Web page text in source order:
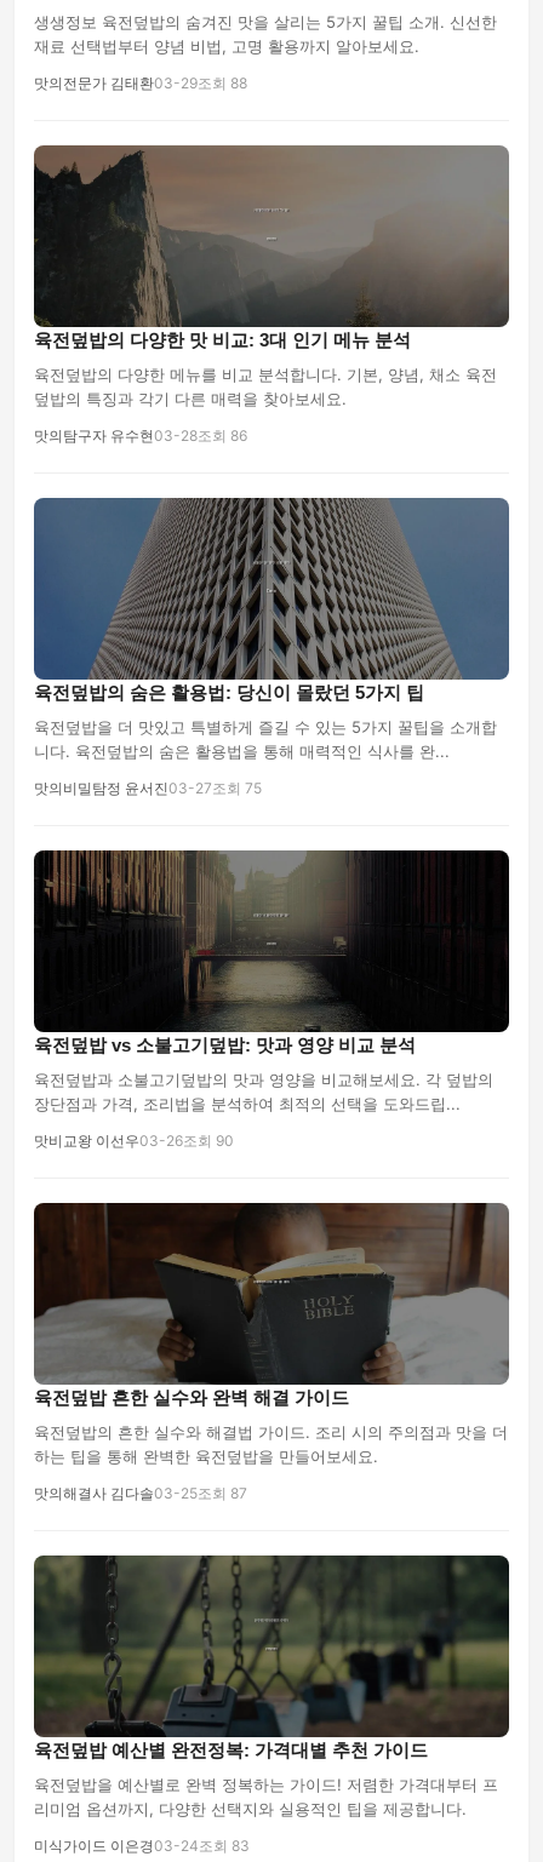
생생정보 육전덮밥의 숨겨진 맛을 살리는 5가지 꿀팁 소개. 신선한
재료 선택법부터 양념 비법, 고명 활용까지 알아보세요.
맛의전문가 김태환03-29조회 88
육전덮밥의 다양한 맛 비교: 3대 인기 메뉴 분석
육전덮밥의 다양한 메뉴를 비교 분석합니다. 기본, 양념, 채소 육전
덮밥의 특징과 각기 다른 매력을 찾아보세요.
맛의탐구자 유수현03-28조회 86
육전덮밥의 숨은 활용법: 당신이 몰랐던 5가지 팁
육전덮밥을 더 맛있고 특별하게 즐길 수 있는 5가지 꿀팁을 소개합
니다. 육전덮밥의 숨은 활용법을 통해 매력적인 식사를 완...
맛의비밀탐정 윤서진03-27조회 75
육전덮밥 vs 소불고기덮밥: 맛과 영양 비교 분석
육전덮밥과 소불고기덮밥의 맛과 영양을 비교해보세요. 각 덮밥의
장단점과 가격, 조리법을 분석하여 최적의 선택을 도와드립...
맛비교왕 이선우03-26조회 90
육전덮밥 흔한 실수와 완벽 해결 가이드
육전덮밥의 흔한 실수와 해결법 가이드. 조리 시의 주의점과 맛을 더
하는 팁을 통해 완벽한 육전덮밥을 만들어보세요.
맛의해결사 김다솔03-25조회 87
육전덮밥 예산별 완전정복: 가격대별 추천 가이드
육전덮밥을 예산별로 완벽 정복하는 가이드! 저렴한 가격대부터 프
리미엄 옵션까지, 다양한 선택지와 실용적인 팁을 제공합니다.
미식가이드 이은경03-24조회 83